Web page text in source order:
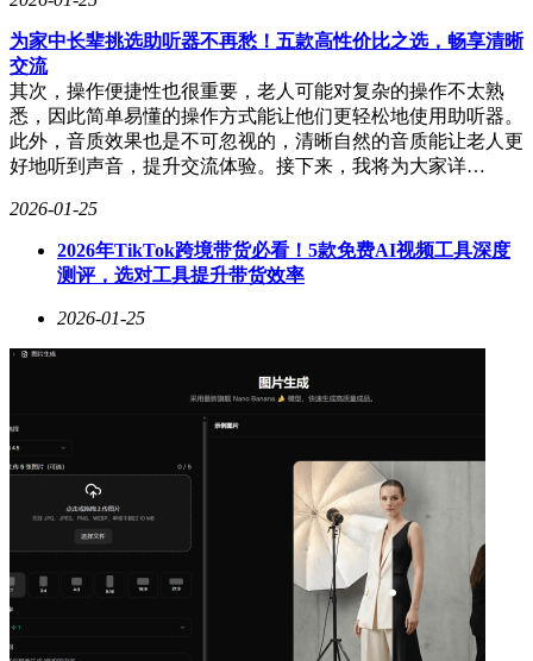
为家中长辈挑选助听器不再愁！五款高性价比之选，畅享清晰
交流
其次，操作便捷性也很重要，老人可能对复杂的操作不太熟
悉，因此简单易懂的操作方式能让他们更轻松地使用助听器。
此外，音质效果也是不可忽视的，清晰自然的音质能让老人更
好地听到声音，提升交流体验。接下来，我将为大家详…
2026-01-25
2026年TikTok跨境带货必看！5款免费AI视频工具深度
测评，选对工具提升带货效率
2026-01-25